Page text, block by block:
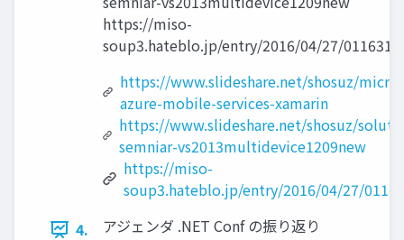
https://miso-
soup3.hateblo.jp/entry/2016/04/27/011631
https://www.slideshare.net/shosuz/
azure-mobile-services-xamarin
https://www.slideshare.net/shosuz/
semniar-vs2013multidevice1209new
https://miso-
soup3.hateblo.jp/entry/2016/04/27/
4.
アジェンダ .NET Conf の振り返り